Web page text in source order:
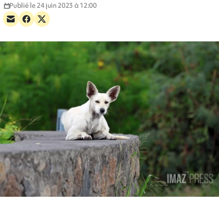
Publié le 24 juin 2023 à 12:00